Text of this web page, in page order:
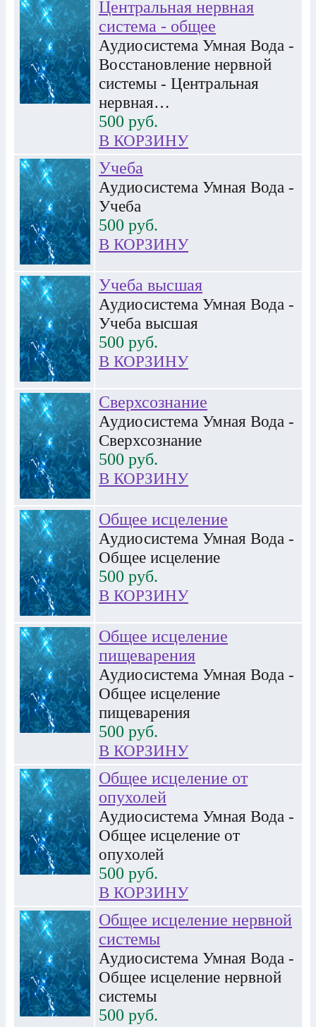
Центральная нервная
система - общее
Аудиосистема Умная Вода -
Восстановление нервной
системы - Центральная
нервная…
500 руб.
В КОРЗИНУ
Учеба
Аудиосистема Умная Вода -
Учеба
500 руб.
В КОРЗИНУ
Учеба высшая
Аудиосистема Умная Вода -
Учеба высшая
500 руб.
В КОРЗИНУ
Сверхсознание
Аудиосистема Умная Вода -
Сверхсознание
500 руб.
В КОРЗИНУ
Общее исцеление
Аудиосистема Умная Вода -
Общее исцеление
500 руб.
В КОРЗИНУ
Общее исцеление
пищеварения
Аудиосистема Умная Вода -
Общее исцеление
пищеварения
500 руб.
В КОРЗИНУ
Общее исцеление от
опухолей
Аудиосистема Умная Вода -
Общее исцеление от
опухолей
500 руб.
В КОРЗИНУ
Общее исцеление нервной
системы
Аудиосистема Умная Вода -
Общее исцеление нервной
системы
500 руб.